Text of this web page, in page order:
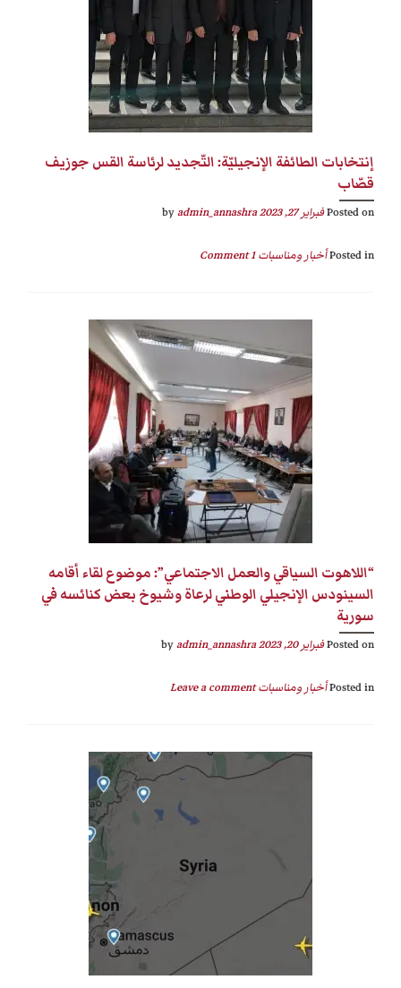
إنتخابات الطائفة الإنجيليّة: التّجديد لرئاسة القس جوزيف
قصّاب
Posted onفبراير 27, 2023 by
admin_annashra
Posted inأخبار ومناسبات 1 Comment
“اللاهوت السياقي والعمل الاجتماعي”: موضوع لقاء أقامه
السينودس الإنجيلي الوطني لرعاة وشيوخ بعض كنائسه في
سورية
Posted onفبراير 20, 2023 by
admin_annashra
Posted inأخبار ومناسبات Leave a comment